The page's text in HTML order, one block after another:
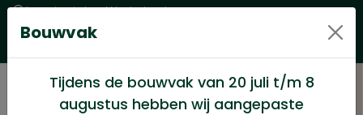
Levering in heel Nederland
Goede kwaliteitsproducten met een eerlijke prijs
Bouwvak
Tijdens de bouwvak van 20 juli t/m 8
augustus hebben wij aangepaste